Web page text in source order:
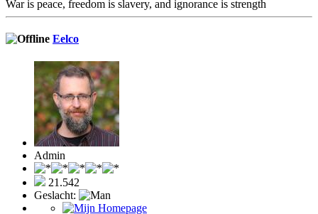
War is peace, freedom is slavery, and ignorance is strength
Eelco
Admin
21.542
Geslacht: